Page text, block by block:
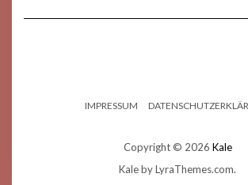
IMPRESSUM
Copyright © 2026 Kale
Kaleby LyraThemes.com.